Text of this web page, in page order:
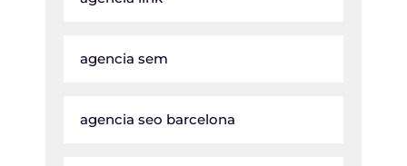
agencia sem
agencia seo barcelona